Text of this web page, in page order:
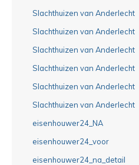
Slachthuizen van Anderlecht
Slachthuizen van Anderlecht
Slachthuizen van Anderlecht
Slachthuizen van Anderlecht
Slachthuizen van Anderlecht
Slachthuizen van Anderlecht
eisenhouwer24_NA
eisenhouwer24_voor
eisenhouwer24_na_detail